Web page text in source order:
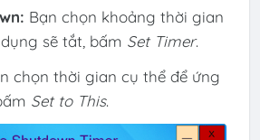
Bạn chọn khoảng thời gian
sẽ tắt, bấm Set Timer.
chọn thời gian cụ thể để ứng
Set to This.